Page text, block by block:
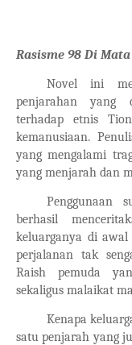
Rasisme 98 Di Mata
Novel ini
penjarahan yang
terhadap etnis
kemanusiaan.
yang mengalami
yang menjarah dan
Penggunaan
berhasil
keluarganya di
perjalanan tak
Raish pemuda
sekaligus malaikat
Kenapa
satu penjarah yang